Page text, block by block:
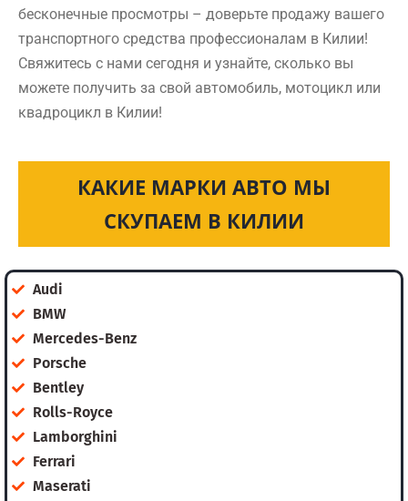
бесконечные просмотры – доверьте продажу вашего
транспортного средства профессионалам в Килии!
Свяжитесь с нами сегодня и узнайте, сколько вы
можете получить за свой автомобиль, мотоцикл или
квадроцикл в Килии!
КАКИЕ МАРКИ АВТО МЫ
СКУПАЕМ В КИЛИИ
Audi
BMW
Mercedes-Benz
Porsche
Bentley
Rolls-Royce
Lamborghini
Ferrari
Maserati